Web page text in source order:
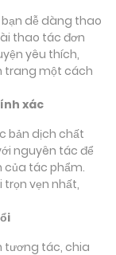
bạn dễ dàng thao
thao tác đơn
yêu thích,
trang một cách
xác
bản dịch chất
nguyên tác để
của tác phẩm.
vẹn nhất,
tương tác, chia